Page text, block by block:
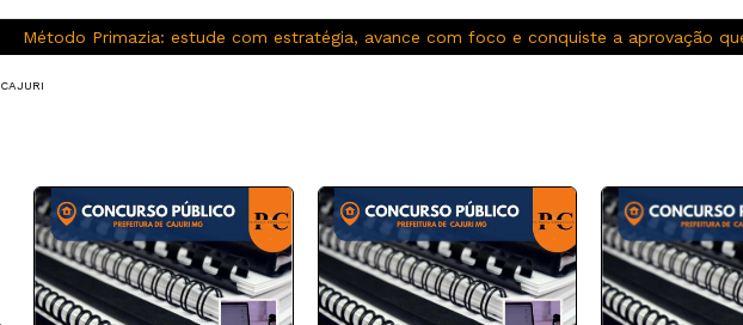
Método Primazia: estude com estratégia, avance com foco e conquiste a aprovação
CAJURI